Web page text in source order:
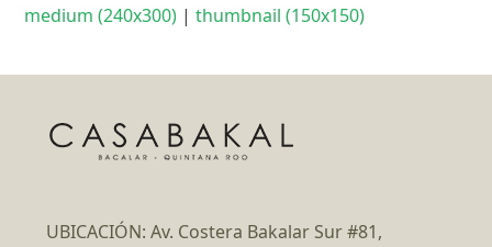
medium (240x300) |thumbnail (150x150)
UBICACIÓN: Av. Costera Bakalar Sur #81,